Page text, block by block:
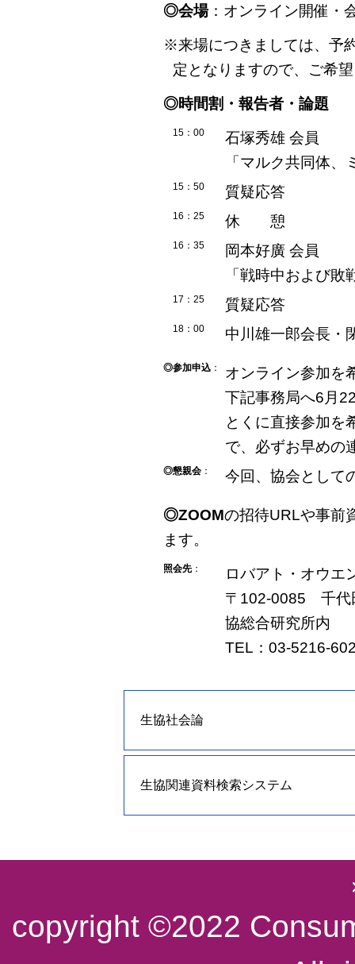
◎会場：オンライン開催・
※来場につきましては、予
定となりますので、ご希
◎時間割・報告者・論題
15：00
石塚秀雄 会員
「マルク共同体
15：50 質疑応答
16：25 休 憩
16：35
岡本好廣 会員
「戦時中および
17：25 質疑応答
18：00 中川雄一郎会長
◎参加申込 ：
オンライン参加を
下記事務局へ6月
とくに直接参加を
で、必ずお早めの
◎懇親会 ： 今回、協会として
◎ZOOMの招待URLや事前
ます。
照会先 ：
ロバアト・オウエ
〒102-0085 千代
協総合研究所内
TEL：03-5216-
生協社会論
生協関連資料検索システム
copyright ©2022